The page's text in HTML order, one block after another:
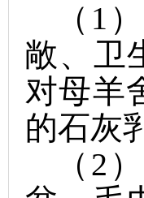
（ 1
敞、卫
对母羊
的石灰
（ 2